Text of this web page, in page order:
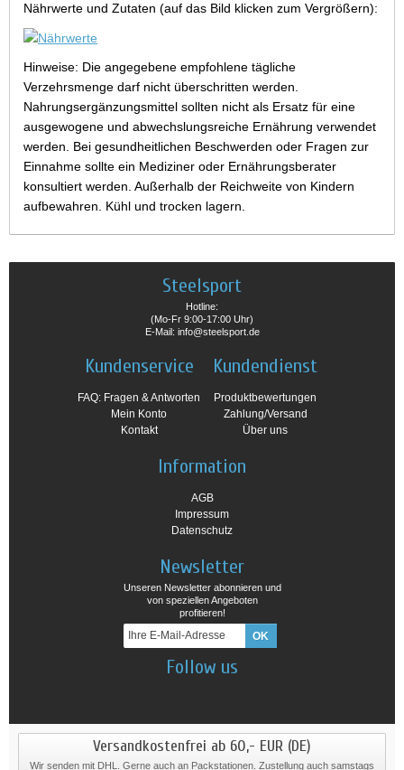
Nährwerte und Zutaten (auf das Bild klicken zum Vergrößern):
Hinweise: Die angegebene empfohlene tägliche
Verzehrsmenge darf nicht überschritten werden.
Nahrungsergänzungsmittel sollten nicht als Ersatz für eine
ausgewogene und abwechslungsreiche Ernährung verwendet
werden. Bei gesundheitlichen Beschwerden oder Fragen zur
Einnahme sollte ein Mediziner oder Ernährungsberater
konsultiert werden. Außerhalb der Reichweite von Kindern
aufbewahren. Kühl und trocken lagern.
Steelsport
Hotline:
(Mo-Fr 9:00-17:00 Uhr)
E-Mail: info@steelsport.de
Kundenservice
FAQ: Fragen & Antworten
Mein Konto
Kontakt
Kundendienst
Produktbewertungen
Zahlung/Versand
Über uns
Information
AGB
Impressum
Datenschutz
Newsletter
Unseren Newsletter abonnieren und
von speziellen Angeboten
profitieren!
Follow us
Versandkostenfrei ab 60,- EUR (DE)
Wir senden mit DHL. Gerne auch an Packstationen. Zustellung auch samstags